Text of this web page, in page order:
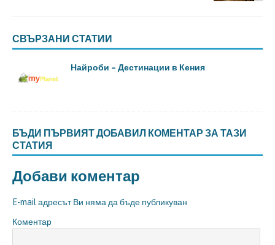
СВЪРЗАНИ СТАТИИ
Найроби – Дестинации в Кения
БЪДИ ПЪРВИЯТ ДОБАВИЛ КОМЕНТАР ЗА ТАЗИ
СТАТИЯ
Добави коментар
E-mail адресът Ви няма да бъде публикуван
Коментар